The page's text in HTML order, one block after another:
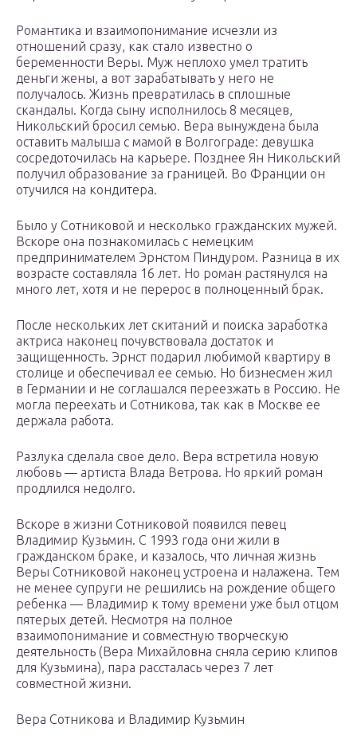
Романтика и взаимопонимание исчезли из
отношений сразу, как стало известно о
беременности Веры. Муж неплохо умел тратить
деньги жены, а вот зарабатывать у него не
получалось. Жизнь превратилась в сплошные
скандалы. Когда сыну исполнилось 8 месяцев,
Никольский бросил семью. Вера вынуждена была
оставить малыша с мамой в Волгограде: девушка
сосредоточилась на карьере. Позднее Ян Никольский
получил образование за границей. Во Франции он
отучился на кондитера.
Было у Сотниковой и несколько гражданских мужей.
Вскоре она познакомилась с немецким
предпринимателем Эрнстом Пиндуром. Разница в их
возрасте составляла 16 лет. Но роман растянулся на
много лет, хотя и не перерос в полноценный брак.
После нескольких лет скитаний и поиска заработка
актриса наконец почувствовала достаток и
защищенность. Эрнст подарил любимой квартиру в
столице и обеспечивал ее семью. Но бизнесмен жил
в Германии и не соглашался переезжать в Россию. Не
могла переехать и Сотникова, так как в Москве ее
держала работа.
Разлука сделала свое дело. Вера встретила новую
любовь — артиста Влада Ветрова. Но яркий роман
продлился недолго.
Вскоре в жизни Сотниковой появился певец
Владимир Кузьмин. С 1993 года они жили в
гражданском браке, и казалось, что личная жизнь
Веры Сотниковой наконец устроена и налажена. Тем
не менее супруги не решились на рождение общего
ребенка — Владимир к тому времени уже был отцом
пятерых детей. Несмотря на полное
взаимопонимание и совместную творческую
деятельность (Вера Михайловна сняла серию клипов
для Кузьмина), пара рассталась через 7 лет
совместной жизни.
Вера Сотникова и Владимир Кузьмин